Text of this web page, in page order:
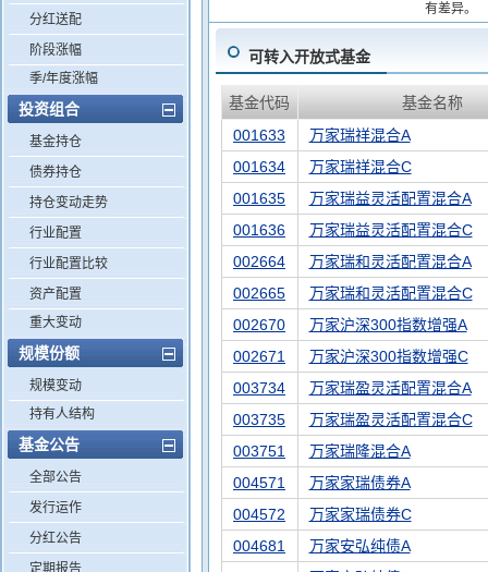
分红送配
阶段涨幅
季/年度涨幅
投资组合
基金持仓
债券持仓
持仓变动走势
行业配置
行业配置比较
资产配置
重大变动
规模份额
规模变动
持有人结构
基金公告
全部公告
发行运作
分红公告
定期报告
有差异。
可转入开放式基金
基金代码
基金名称
001633
万家瑞祥混合A
001634
万家瑞祥混合C
001635
万家瑞益灵活配置混合A
001636
万家瑞益灵活配置混合C
002664
万家瑞和灵活配置混合A
002665
万家瑞和灵活配置混合C
002670
万家沪深300指数增强A
002671
万家沪深300指数增强C
003734
万家瑞盈灵活配置混合A
003735
万家瑞盈灵活配置混合C
003751
万家瑞隆混合A
004571
万家家瑞债券A
004572
万家家瑞债券C
004681
万家安弘纯债A